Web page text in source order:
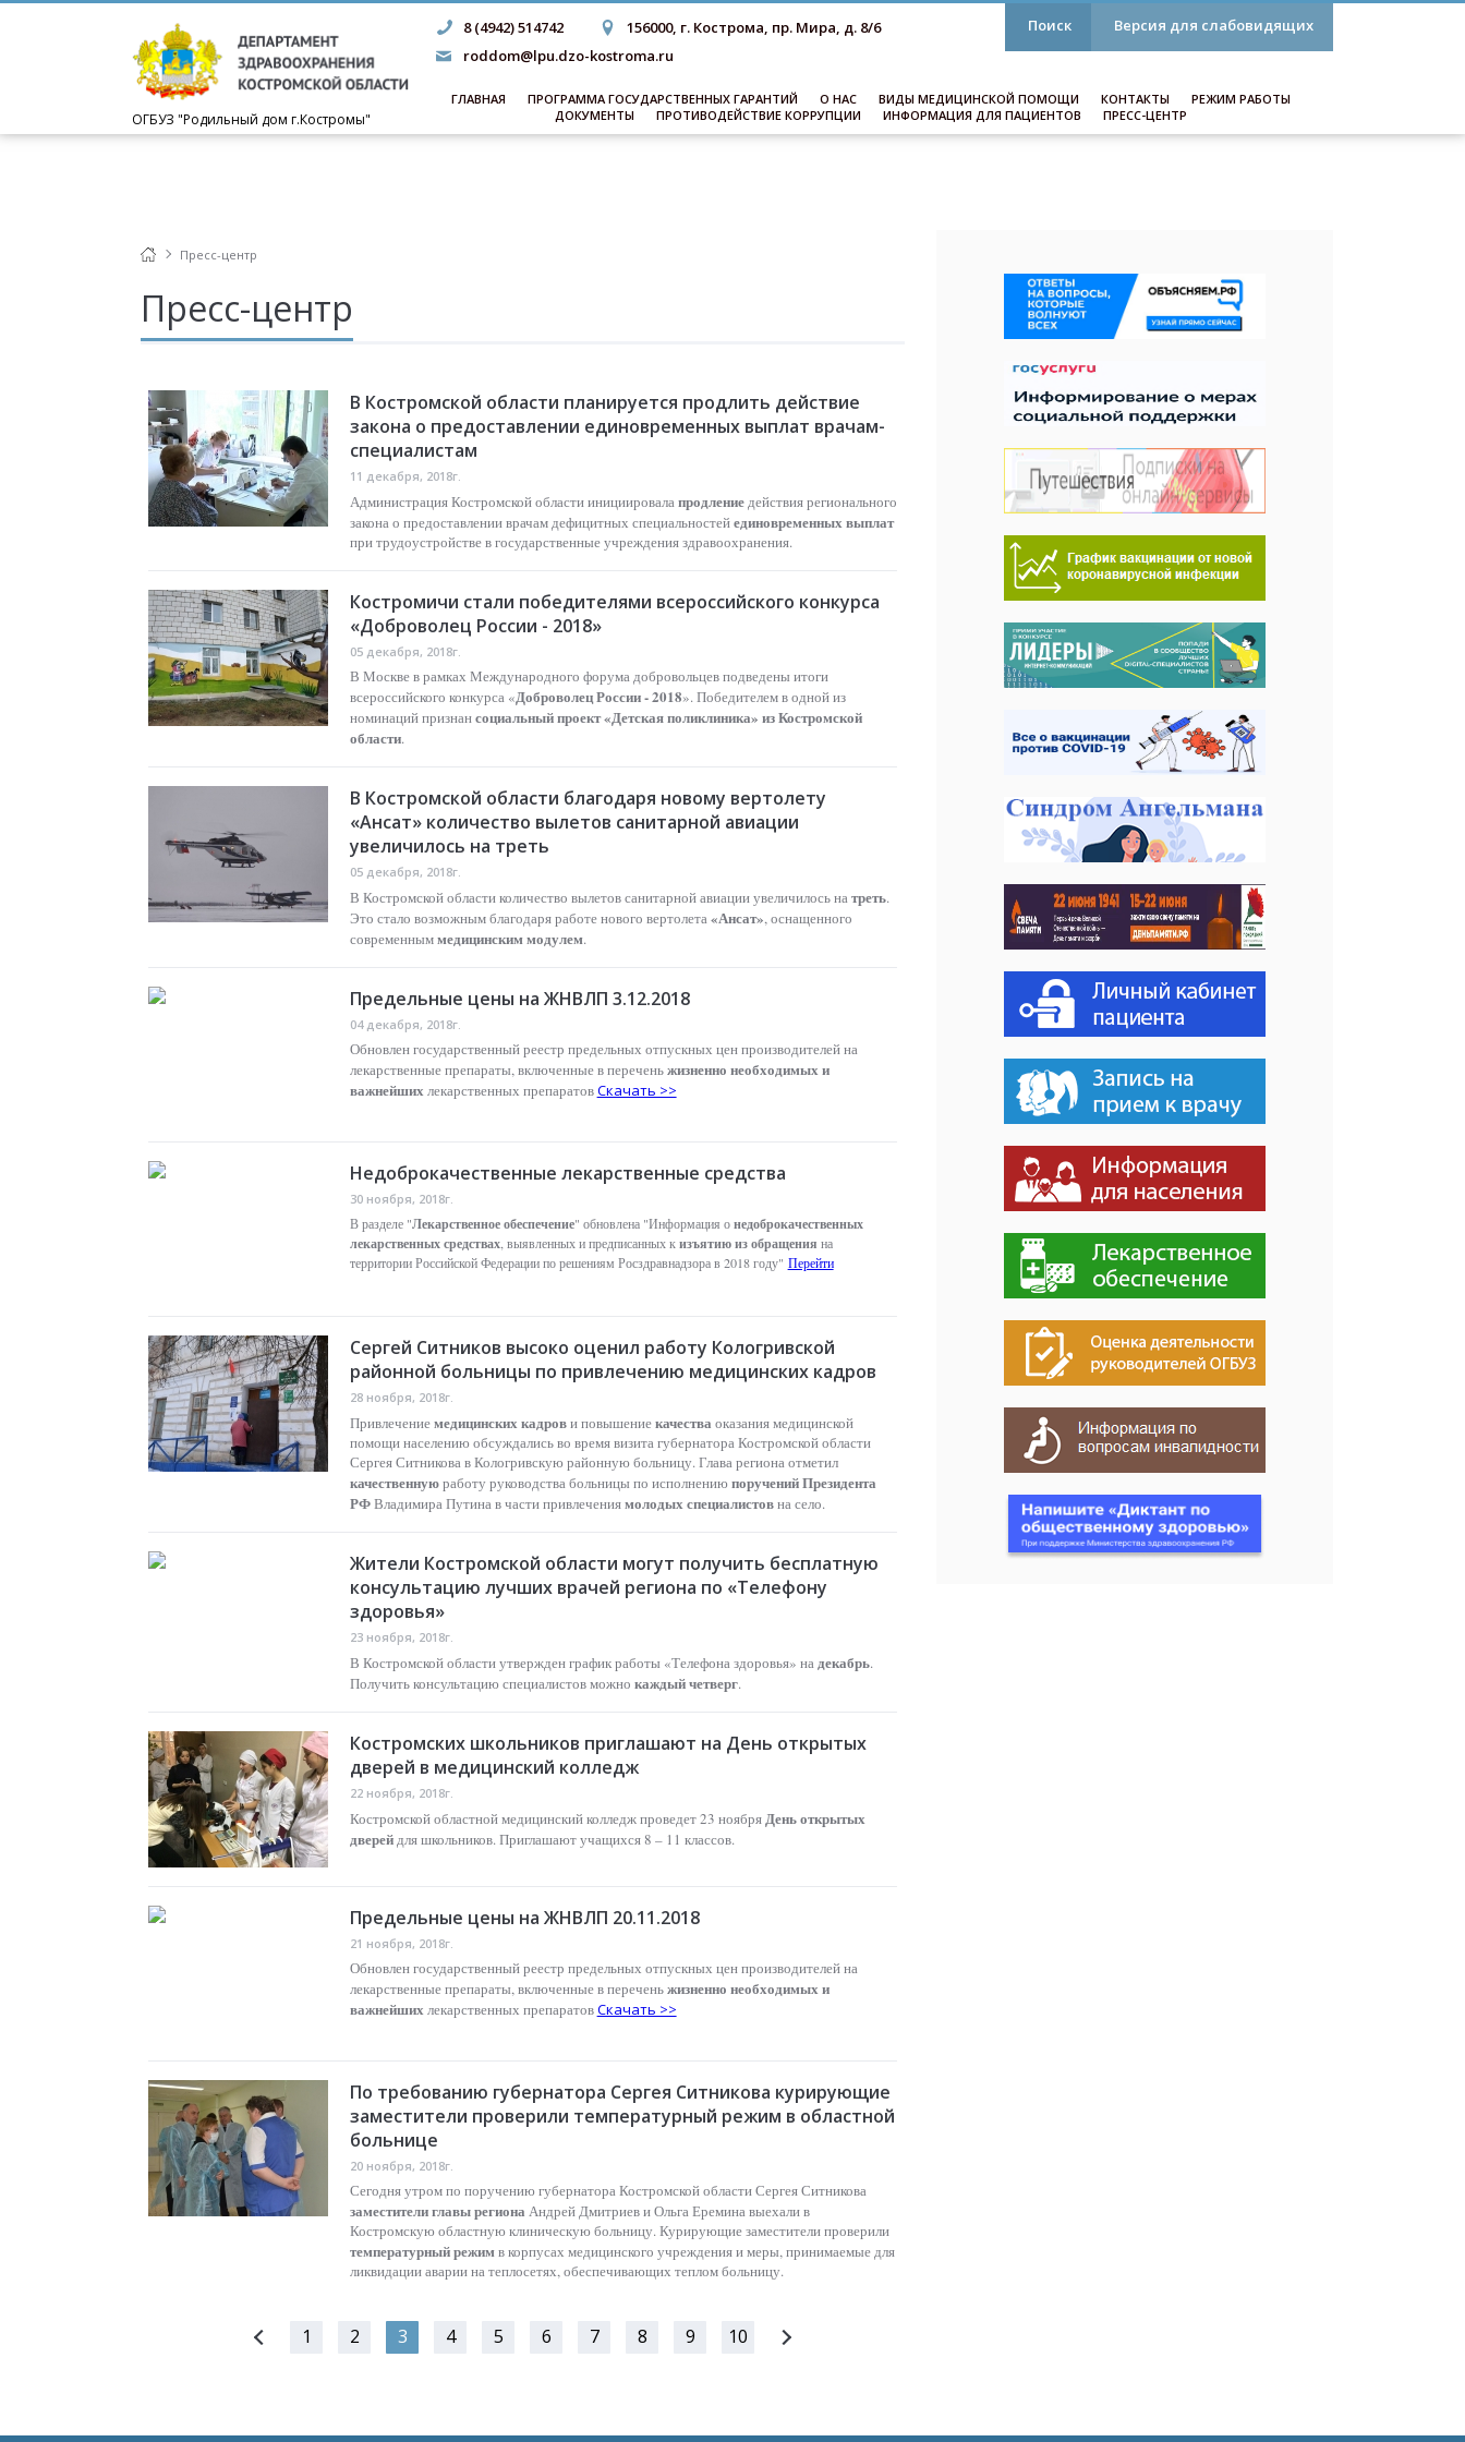
ОГБУЗ "Родильный дом г.Костромы"
8 (4942) 514742
156000, г. Кострома, пр. Мира, д. 8/6
roddom@lpu.dzo-kostroma.ru
Поиск Версия для слабовидящих
ГЛАВНАЯ ПРОГРАММА ГОСУДАРСТВЕННЫХ ГАРАНТИЙ О НАС ВИДЫ МЕДИЦИНСКОЙ ПОМОЩИ КОНТАКТЫ
РЕЖИМ РАБОТЫ
ДОКУМЕНТЫ
ПРОТИВОДЕЙСТВИЕ КОРРУПЦИИ ИНФОРМАЦИЯ ДЛЯ ПАЦИЕНТОВ ПРЕСС-ЦЕНТР
Пресс-центр
Пресс-центр
В Костромской области планируется продлить действие
закона о предоставлении единовременных выплат врачам-
специалистам
11 декабря, 2018г.
Администрация Костромской области инициировалапродлениедействия регионального
закона о предоставлении врачам дефицитных специальностейединовременных выплат
при трудоустройстве в государственные учреждения здравоохранения.
Костромичи стали победителями всероссийского конкурса
«Доброволец России - 2018»
05 декабря, 2018г.
В Москве в рамках Международного форума добровольцев подведены итоги
всероссийского конкурса «Доброволец России - 2018». Победителем в одной из
номинаций признансоциальный проект «Детская поликлиника» из Костромской
области.
В Костромской области благодаря новому вертолету
«Ансат» количество вылетов санитарной авиации
увеличилось на треть
05 декабря, 2018г.
В Костромской области количество вылетов санитарной авиации увеличилось натреть.
Это стало возможным благодаря работе нового вертолета«Ансат», оснащенного
современныммедицинским модулем.
Предельные цены на ЖНВЛП 3.12.2018
04 декабря, 2018г.
Обновлен государственный реестр предельных отпускных цен производителей на
лекарственные препараты, включенные в переченьжизненно необходимых и
важнейшихлекарственных препаратовСкачать >>
Недоброкачественные лекарственные средства
30 ноября, 2018г.
В разделе "Лекарственное обеспечение" обновлена "Информация онедоброкачественных
лекарственных средствах, выявленных и предписанных кизъятию из обращения на
территории Российской Федерации по решениям Росздравнадзора в 2018 году" Перейти
Сергей Ситников высоко оценил работу Кологривской
районной больницы по привлечению медицинских кадров
28 ноября, 2018г.
Привлечениемедицинских кадрови повышениекачества оказания медицинской
помощи населению обсуждались во время визита губернатора Костромской области
Сергея Ситникова в Кологривскую районную больницу. Глава региона отметил
качественнуюработу руководства больницы по исполнению поручений Президента
РФВладимира Путина в части привлечениямолодых специалистовна село.
Жители Костромской области могут получить бесплатную
консультацию лучших врачей региона по «Телефону
здоровья»
23 ноября, 2018г.
В Костромской области утвержден график работы «Телефона здоровья» надекабрь.
Получить консультацию специалистов можно каждый четверг.
Костромских школьников приглашают на День открытых
дверей в медицинский колледж
22 ноября, 2018г.
Костромской областной медицинский колледж проведет 23 ноябряДень открытых
дверейдля школьников. Приглашают учащихся 8 – 11 классов.
Предельные цены на ЖНВЛП 20.11.2018
21 ноября, 2018г.
Обновлен государственный реестр предельных отпускных цен производителей на
лекарственные препараты, включенные в переченьжизненно необходимых и
важнейшихлекарственных препаратовСкачать >>
По требованию губернатора Сергея Ситникова курирующие
заместители проверили температурный режим в областной
больнице
20 ноября, 2018г.
Сегодня утром по поручению губернатора Костромской области Сергея Ситникова
заместители главы региона Андрей Дмитриев и Ольга Еремина выехали в
Костромскую областную клиническую больницу. Курирующие заместители проверили
температурный режимв корпусах медицинского учреждения и меры, принимаемые для
ликвидации аварии на теплосетях, обеспечивающих теплом больницу.
1 2 3 4 5 6 7 8 9 10